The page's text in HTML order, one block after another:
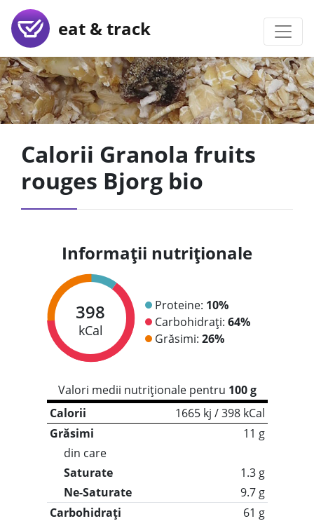
eat & track
Calorii Granola fruits
rouges Bjorg bio
Informații nutriționale
398
kCal
Proteine: 10%
Carbohidrați: 64%
Grăsimi: 26%
Valori medii nutriționale pentru 100 g
Calorii
1665 kj / 398 kCal
Grăsimi
11 g
din care
Saturate
1.3 g
Ne-Saturate
9.7 g
Carbohidrați
61 g